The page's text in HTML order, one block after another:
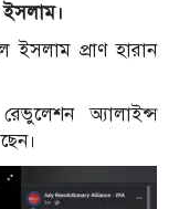
প্রাণ হারান
অ্যালাইন্স